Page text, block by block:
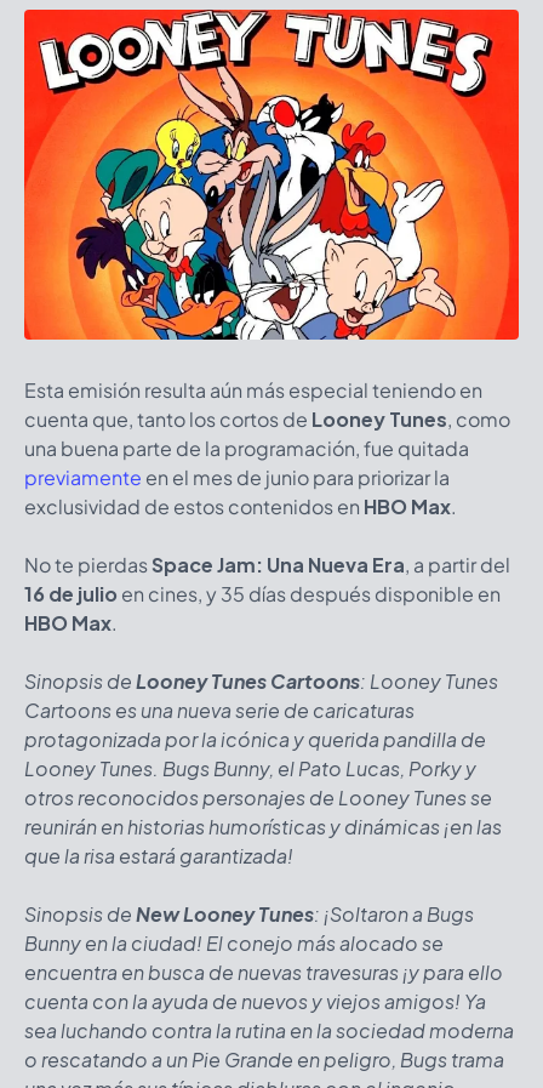
Esta emisión resulta aún más especial teniendo en
cuenta que, tanto los cortos de Looney Tunes, como
una buena parte de la programación, fue quitada
previamente en el mes de junio para priorizar la
exclusividad de estos contenidos en HBO Max.
No te pierdasSpace Jam: Una Nueva Era, a partir del
16 de julio en cines, y 35 días después disponible en
HBO Max.
Sinopsis deLooney Tunes Cartoons: Looney Tunes
Cartoons es una nueva serie de caricaturas
protagonizada por la icónica y querida pandilla de
Looney Tunes. Bugs Bunny, el Pato Lucas, Porky y
otros reconocidos personajes de Looney Tunes se
reunirán en historias humorísticas y dinámicas ¡en las
que la risa estará garantizada!
Sinopsis deNew Looney Tunes: ¡Soltaron a Bugs
Bunny en la ciudad! El conejo más alocado se
encuentra en busca de nuevas travesuras ¡y para ello
cuenta con la ayuda de nuevos y viejos amigos! Ya
sea luchando contra la rutina en la sociedad moderna
o rescatando a un Pie Grande en peligro, Bugs trama